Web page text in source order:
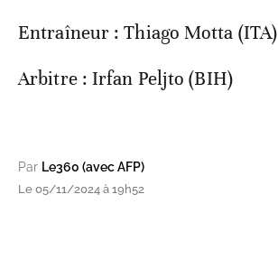
Entraîneur : Thiago Motta (ITA)
Arbitre : Irfan Peljto (BIH)
Par Le360 (avec AFP)
Le 05/11/2024 à 19h52